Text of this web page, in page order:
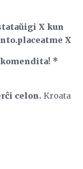
X kun
X
*
celon. Kroata